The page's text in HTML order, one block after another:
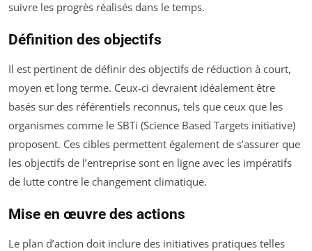
suivre les progrès réalisés dans le temps.
Définition des objectifs
Il est pertinent de définir des objectifs de réduction à court,
moyen et long terme. Ceux-ci devraient idéalement être
basés sur des référentiels reconnus, tels que ceux que les
organismes comme le SBTi (Science Based Targets initiative)
proposent. Ces cibles permettent également de s’assurer que
les objectifs de l’entreprise sont en ligne avec les impératifs
de lutte contre le changement climatique.
Mise en œuvre des actions
Le plan d’action doit inclure des initiatives pratiques telles